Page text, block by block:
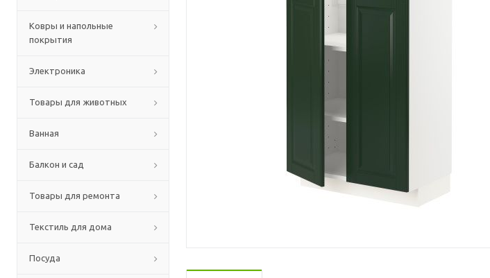
Ковры и напольные
покрытия
Электроника
Товары для животных
Ванная
Балкон и сад
Товары для ремонта
Текстиль для дома
Посуда